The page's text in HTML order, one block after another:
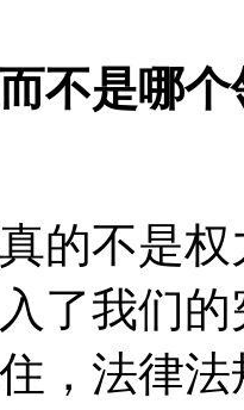
不是哪
的不是
了我们
，法律